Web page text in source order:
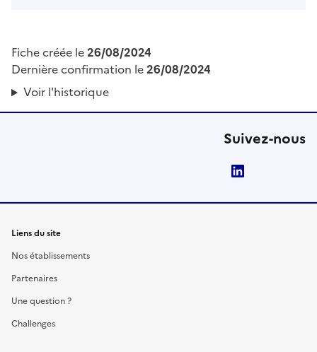
Fiche créée le26/08/2024
Dernière confirmation le26/08/2024
Voir l'historique
Suivez-nous
Liens du site
Nos établissements
Partenaires
Une question ?
Challenges